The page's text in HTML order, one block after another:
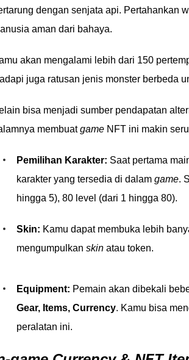
dengan senjata api. Pertahankan
aman dari bahaya.
akan mengalami lebih dari 150
juga ratusan jenis monster berbeda
bisa menjadi sumber pendapatan
membuatgame NFT ini makin
Pemilihan Karakter: Saat pertama
karakter yang tersedia di dalam game.
hingga 5), 80 level (dari 1 hingga 80).
Skin: Kamu dapat membuka lebih
mengumpulkan skin atau token.
Equipment: Pemain akan dibekali
Gear, Items, Currency. Kamu bisa
peralatan ini.